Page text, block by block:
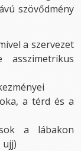
szövődmény
a szervezet
asszimetrikus
a térd és a
a lábakon
ujj)